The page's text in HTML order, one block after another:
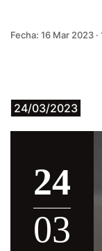
Fecha: 16 Mar 2023 ·
24/03/2023
24
03